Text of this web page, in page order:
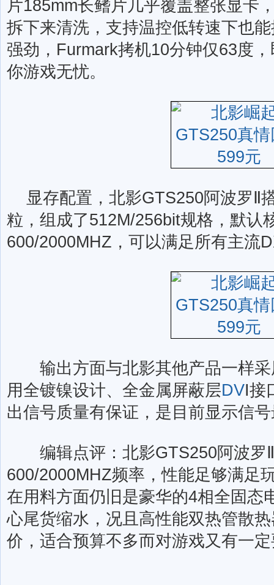
片185mm长鳍片几乎覆盖整张显卡
拆下来清洗，支持温控低转速下也
强劲，Furmark拷机10分钟仅63度
你游戏无忧。
显存配置，北影GTS250阿波罗Ⅱ
粒，组成了512M/256bit规格，默认
600/2000MHZ，可以满足所有主流
输出方面与北影其他产品一样采
用全镀镍设计、全金属屏蔽层DVI接
出信号质量有保证，是目前显示信
编辑点评：北影GTS250阿波罗Ⅱ
600/2000MHZ频率，性能足够满足
在用料方面仍旧是豪华的4相全固态
心尾货缩水，况且高性能双热管散
价，适合预算不多而对游戏又有一